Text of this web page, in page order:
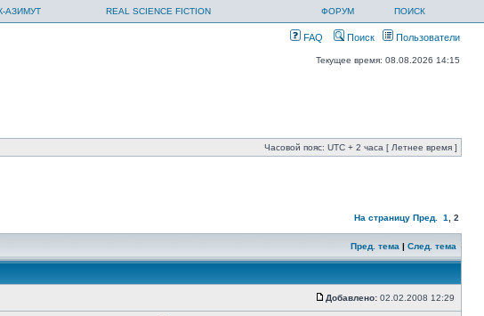
АЗИМУТ REAL SCIENCE FICTION ФОРУМ ПОИСК
FAQ Поиск Пользователи
Текущее время: 08.08.2026 14:15
Часовой пояс: UTC + 2 часа [ Летнее время ]
На страницу Пред. 1 2
Пред. тема | След. тема
Добавлено: 02.02.2008 12:29